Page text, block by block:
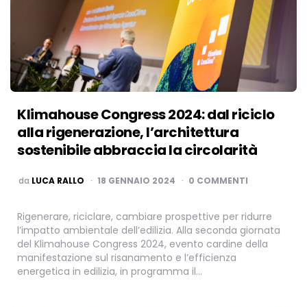
Klimahouse Congress 2024: dal riciclo
alla rigenerazione, l’architettura
sostenibile abbraccia la circolarità
PUBBLICATO
da LUCA RALLO 18 GENNAIO 2024 0 COMMENTI
Rigenerare, riciclare, cambiare prospettive per ridurre
l’impatto ambientale dell’edilizia. Alla seconda giornata
del Klimahouse Congress 2024, evento cardine della
manifestazione sul risanamento e l’efficienza
energetica in edilizia, in programma il…